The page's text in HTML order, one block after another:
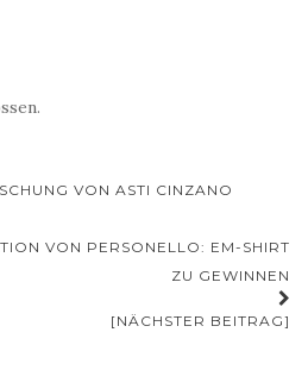
VON ASTI CINZANO
VON PERSONELLO: EM-SHIRT
ZU GEWINNEN
[NÄCHSTER BEITRAG]